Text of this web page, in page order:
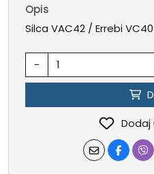
Opis
Silca VAC42 / Errebi VC40
-
Dodaj